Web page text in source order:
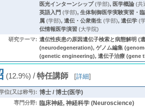
医光インターンシップ(学部), 医学概論(共
英語入門 (学部), 生体制御医学実験実習・
属(学部), 遺伝・公衆衛生(学部), 遺伝学(
伝情報医学演習(大学院)
研究テーマ: 遺伝性疾患の原因遺伝子検索と病態解明 (
(neurodegeneration), ゲノム編集
(genetic engineering), 遺伝子治療 (gene
(12.9%) /特任講師 [詳細]
位(又は称号): 博士 / 博士(医学)
専門分野: 臨床神経, 神経科学 (Neuroscience)